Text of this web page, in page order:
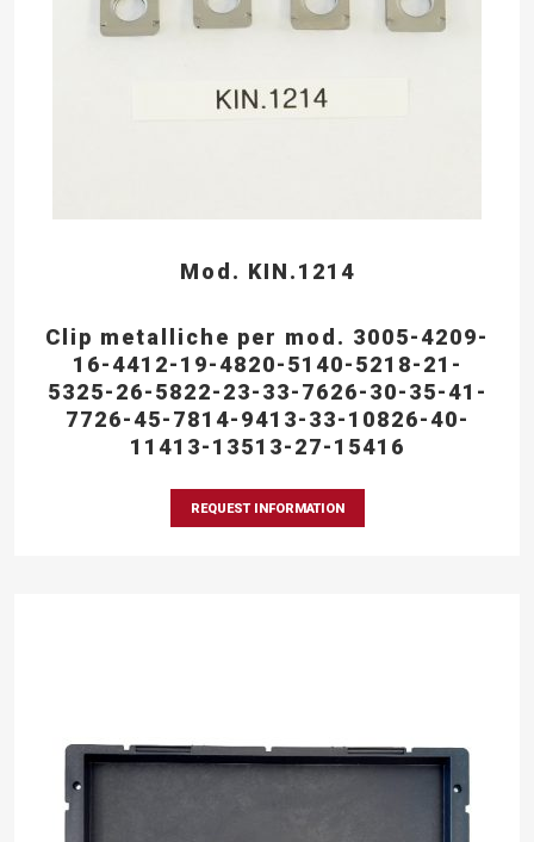
Mod. KIN.1214
Clip metalliche per mod. 3005-4209-
16-4412-19-4820-5140-5218-21-
5325-26-5822-23-33-7626-30-35-41-
7726-45-7814-9413-33-10826-40-
11413-13513-27-15416
REQUEST INFORMATION